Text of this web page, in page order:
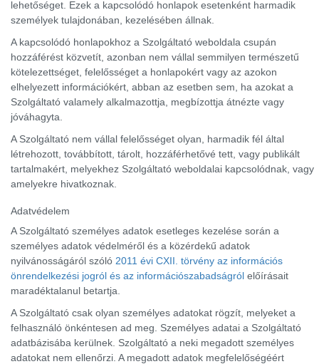
lehetőséget. Ezek a kapcsolódó honlapok esetenként harmadik
személyek tulajdonában, kezelésében állnak.
A kapcsolódó honlapokhoz a Szolgáltató weboldala csupán
hozzáférést közvetít, azonban nem vállal semmilyen természetű
kötelezettséget, felelősséget a honlapokért vagy az azokon
elhelyezett információkért, abban az esetben sem, ha azokat a
Szolgáltató valamely alkalmazottja, megbízottja átnézte vagy
jóváhagyta.
A Szolgáltató nem vállal felelősséget olyan, harmadik fél által
létrehozott, továbbított, tárolt, hozzáférhetővé tett, vagy publikált
tartalmakért, melyekhez Szolgáltató weboldalai kapcsolódnak, vagy
amelyekre hivatkoznak.
Adatvédelem
A Szolgáltató személyes adatok esetleges kezelése során a
személyes adatok védelméről és a közérdekű adatok
nyilvánosságáról szóló 2011 évi CXII. törvény az információs
önrendelkezési jogról és az információszabadságról előírásait
maradéktalanul betartja.
A Szolgáltató csak olyan személyes adatokat rögzít, melyeket a
felhasználó önkéntesen ad meg. Személyes adatai a Szolgáltató
adatbázisába kerülnek. Szolgáltató a neki megadott személyes
adatokat nem ellenőrzi. A megadott adatok megfelelőségéért